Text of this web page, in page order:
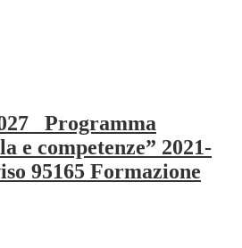
_Programma
e competenze” 2021-
95165 Formazione